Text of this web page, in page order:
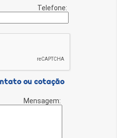
Telefone:
ou cotação
Mensagem: